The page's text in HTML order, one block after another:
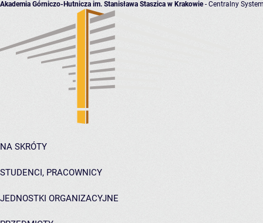
Akademia Górniczo-Hutnicza im. Stanisława Staszica w Krakowie- Centralny
NA SKRÓTY
STUDENCI, PRACOWNICY
JEDNOSTKI ORGANIZACYJNE